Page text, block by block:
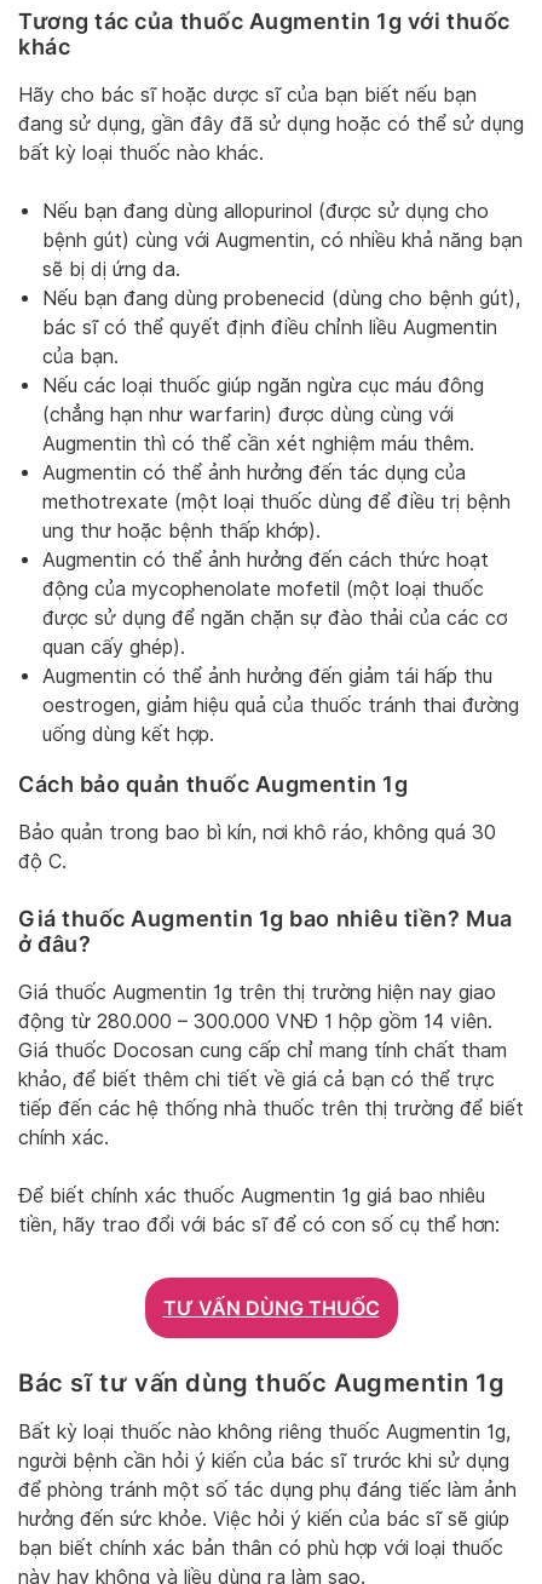
Tương tác của thuốc Augmentin 1g với thuốc
khác
Hãy cho bác sĩ hoặc dược sĩ của bạn biết nếu bạn
đang sử dụng, gần đây đã sử dụng hoặc có thể sử dụng
bất kỳ loại thuốc nào khác.
Nếu bạn đang dùng allopurinol (được sử dụng cho
bệnh gút) cùng với Augmentin, có nhiều khả năng bạn
sẽ bị dị ứng da.
Nếu bạn đang dùng probenecid (dùng cho bệnh gút),
bác sĩ có thể quyết định điều chỉnh liều Augmentin
của bạn.
Nếu các loại thuốc giúp ngăn ngừa cục máu đông
(chẳng hạn như warfarin) được dùng cùng với
Augmentin thì có thể cần xét nghiệm máu thêm.
Augmentin có thể ảnh hưởng đến tác dụng của
methotrexate (một loại thuốc dùng để điều trị bệnh
ung thư hoặc bệnh thấp khớp).
Augmentin có thể ảnh hưởng đến cách thức hoạt
động của mycophenolate mofetil (một loại thuốc
được sử dụng để ngăn chặn sự đào thải của các cơ
quan cấy ghép).
Augmentin có thể ảnh hưởng đến giảm tái hấp thu
oestrogen, giảm hiệu quả của thuốc tránh thai đường
uống dùng kết hợp.
Cách bảo quản thuốc Augmentin 1g
Bảo quản trong bao bì kín, nơi khô ráo, không quá 30
độ C.
Giá thuốc Augmentin 1g bao nhiêu tiền? Mua
ở đâu?
Giá thuốc Augmentin 1g trên thị trường hiện nay giao
động từ 280.000 – 300.000 VNĐ 1 hộp gồm 14 viên.
Giá thuốc Docosan cung cấp chỉ mang tính chất tham
khảo, để biết thêm chi tiết về giá cả bạn có thể trực
tiếp đến các hệ thống nhà thuốc trên thị trường để biết
chính xác.
Để biết chính xác thuốc Augmentin 1g giá bao nhiêu
tiền, hãy trao đổi với bác sĩ để có con số cụ thể hơn:
TƯ VẤN DÙNG THUỐC
Bác sĩ tư vấn dùng thuốc Augmentin 1g
Bất kỳ loại thuốc nào không riêng thuốc Augmentin 1g,
người bệnh cần hỏi ý kiến của bác sĩ trước khi sử dụng
để phòng tránh một số tác dụng phụ đáng tiếc làm ảnh
hưởng đến sức khỏe. Việc hỏi ý kiến của bác sĩ sẽ giúp
bạn biết chính xác bản thân có phù hợp với loại thuốc
này hay không và liều dùng ra làm sao.